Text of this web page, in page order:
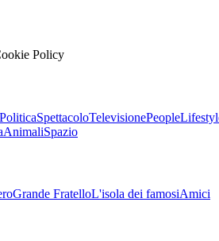
Policy
PoliticaSpettacoloTelevisionePeople
AnimaliSpazio
Grande FratelloL'isola dei famosiAmici